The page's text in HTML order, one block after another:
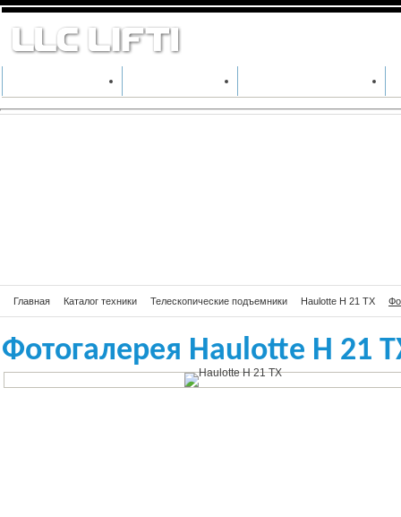
КАТАЛОГ ТЕХНИКИ ПРОИЗВОДИТЕЛИ АРЕНДА СПЕЦТЕХНИКИ
Главная Каталог техники Телескопические подъемники Haulotte H 21 TX
Фотогалерея Haulotte H 21